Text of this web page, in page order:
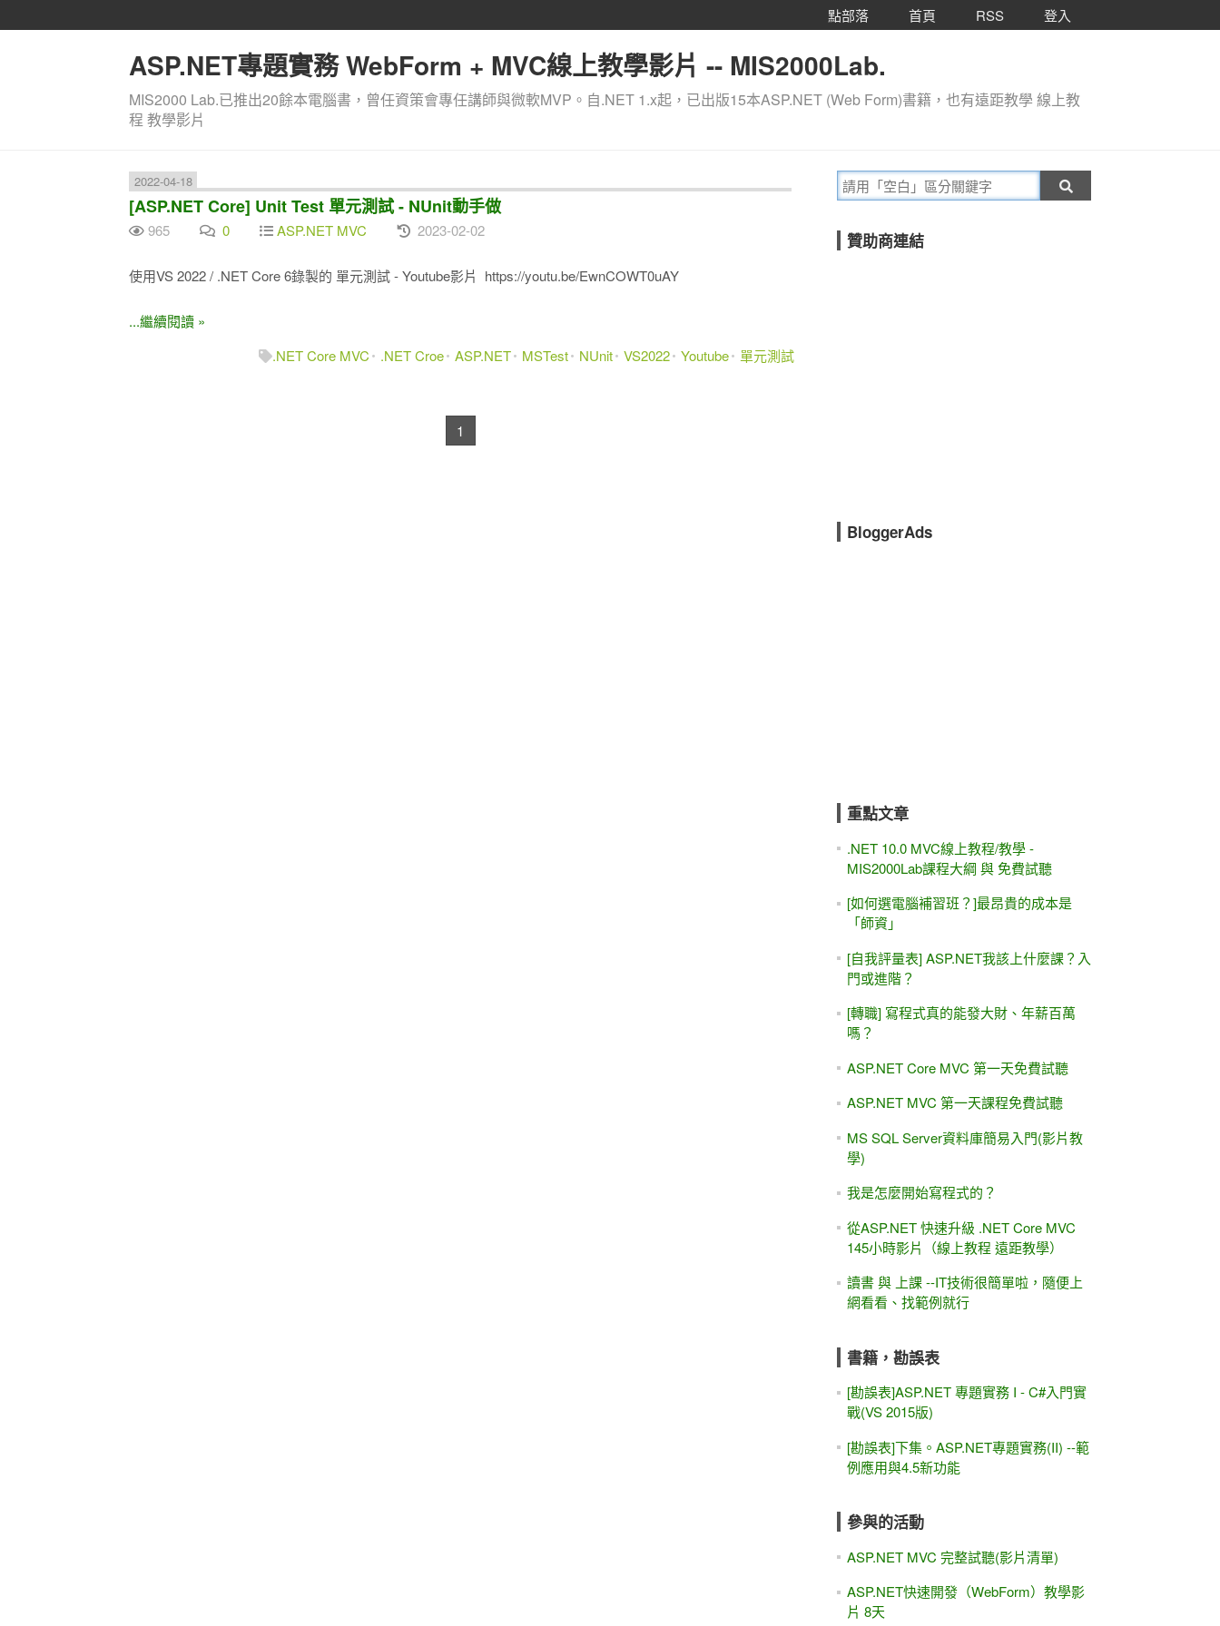
點部落 首頁 RSS 登入
ASP.NET專題實務 WebForm + MVC線上教學影片 -- MIS2000Lab.
MIS2000 Lab.已推出20餘本電腦書，曾任資策會專任講師與微軟MVP。自.NET 1.x起，已出版15本ASP.NET (Web Form)書籍，也有遠距教學 線上教
程 教學影片
2022-04-18
[ASP.NET Core] Unit Test 單元測試 - NUnit動手做
965 0 ASP.NET MVC 2023-02-02
使用VS 2022 / .NET Core 6錄製的 單元測試 - Youtube影片 https://youtu.be/EwnCOWT0uAY
...繼續閱讀 »
.NET Core MVC
.NET Croe ASP.NET MSTest NUnit VS2022 Youtube 單元測試
1
贊助商連結
BloggerAds
重點文章
.NET 10.0 MVC線上教程/教學 -
MIS2000Lab課程大綱 與 免費試聽
[如何選電腦補習班？]最昂貴的成本是
「師資」
[自我評量表] ASP.NET我該上什麼課？入
門或進階？
[轉職] 寫程式真的能發大財、年薪百萬
嗎？
ASP.NET Core MVC 第一天免費試聽
ASP.NET MVC 第一天課程免費試聽
MS SQL Server資料庫簡易入門(影片教
學)
我是怎麼開始寫程式的？
從ASP.NET 快速升級 .NET Core MVC
145小時影片（線上教程 遠距教學）
讀書 與 上課 --IT技術很簡單啦，隨便上
網看看、找範例就行
書籍，勘誤表
[勘誤表]ASP.NET 專題實務 I - C#入門實
戰(VS 2015版)
[勘誤表]下集。ASP.NET專題實務(II) --範
例應用與4.5新功能
參與的活動
ASP.NET MVC 完整試聽(影片清單)
ASP.NET快速開發（WebForm）教學影
片 8天